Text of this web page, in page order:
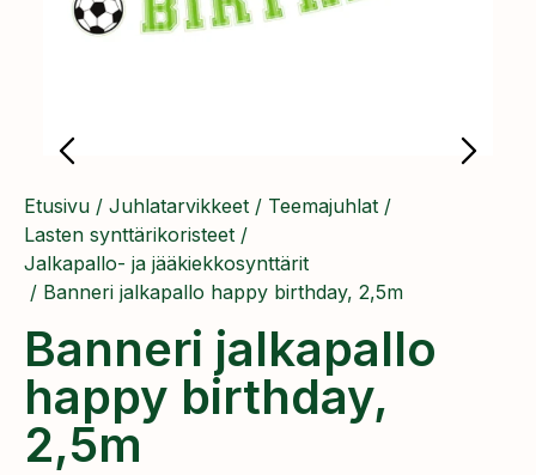
Etusivu / Juhlatarvikkeet / Teemajuhlat /
Lasten synttärikoristeet /
Jalkapallo- ja jääkiekkosynttärit
/ Banneri jalkapallo happy birthday, 2,5m
Banneri jalkapallo
happy birthday,
2,5m